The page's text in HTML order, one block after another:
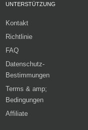
UNTERSTÜTZUNG
Kontakt
Richtlinie
FAQ
Datenschutz-
Bestimmungen
Terms & amp;
Bedingungen
Affiliate